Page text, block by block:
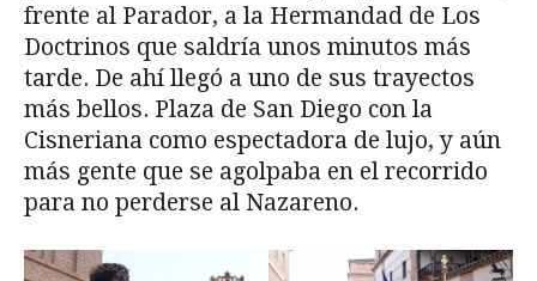
frente al Parador, a la Hermandad de Los
Doctrinos que saldría unos minutos más
tarde. De ahí llegó a uno de sus trayectos
más bellos. Plaza de San Diego con la
Cisneriana como espectadora de lujo, y aún
más gente que se agolpaba en el recorrido
para no perderse al Nazareno.